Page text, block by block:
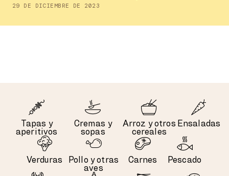
29 DE DICIEMBRE DE 2023
Tapas y
aperitivos
Cremas y
sopas
Arroz y otros
cereales
Ensaladas
Verduras
Pollo y otras
aves
Carnes Pescado